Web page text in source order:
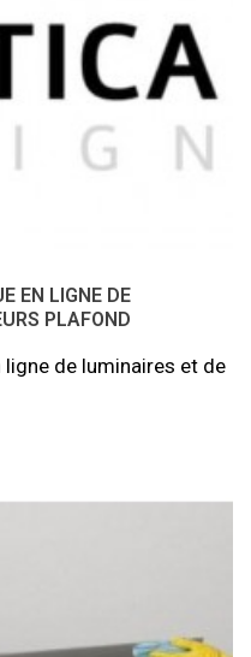
EN LIGNE DE
PLAFOND
de luminaires et de